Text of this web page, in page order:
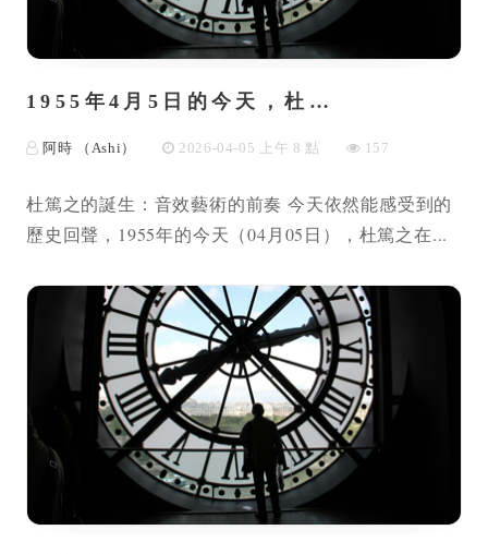
1955年4月5日的今天，杜…
阿時 （Ashi） 2026-04-05 上午 8 點 157
杜篤之的誕生：音效藝術的前奏 今天依然能感受到的
歷史回聲，1955年的今天（04月05日），杜篤之在...